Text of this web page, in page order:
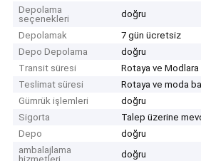
Depolama
seçenekleri
doğru
Depolamak
7 gün ücretsiz
Depo Depolama
doğru
Transit süresi
Rotaya ve
Teslimat süresi
Rotaya ve moda
Gümrük işlemleri
doğru
Sigorta
Talep üzerine
Depo
doğru
ambalajlama
doğru